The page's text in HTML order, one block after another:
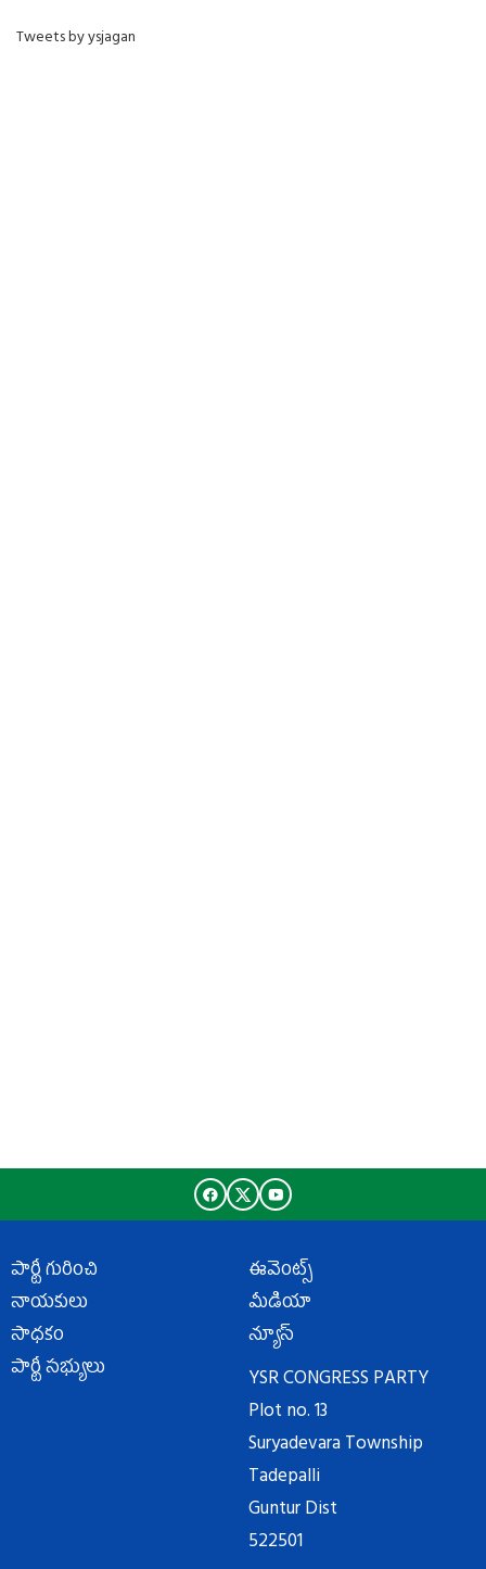
Tweets by ysjagan
పార్టీ గురించి
నాయకులు
సాధకం
పార్టీ సభ్యులు
ఈవెంట్స్
మీడియా
న్యూస్
YSR CONGRESS PARTY
Plot no. 13
Suryadevara Township
Tadepalli
Guntur Dist
522501